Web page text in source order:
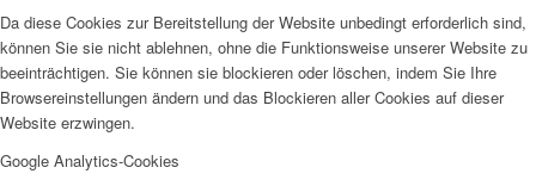
Da diese Cookies zur Bereitstellung der Website unbedingt erforderlich sind,
können Sie sie nicht ablehnen, ohne die Funktionsweise unserer Website zu
beeinträchtigen. Sie können sie blockieren oder löschen, indem Sie Ihre
Browsereinstellungen ändern und das Blockieren aller Cookies auf dieser
Website erzwingen.
Google Analytics-Cookies